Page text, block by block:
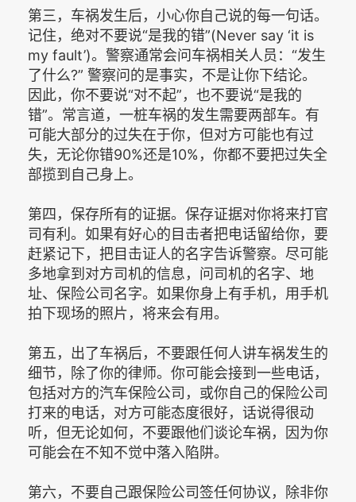
第三，车祸发生后，小心你自己说的每一句话。
记住，绝对不要说“是我的错”(Never say ‘it is
my fault’)。警察通常会问车祸相关人员：“发生
了什么?” 警察问的是事实，不是让你下结论。
因此，你不要说“对不起”，也不要说“是我的
错”。常言道，一桩车祸的发生需要两部车。有
可能大部分的过失在于你，但对方可能也有过
失，无论你错90%还是10%，你都不要把过失全
部揽到自己身上。
第四，保存所有的证据。保存证据对你将来打官
司有利。如果有好心的目击者把电话留给你，要
赶紧记下，把目击证人的名字告诉警察。尽可能
多地拿到对方司机的信息，问司机的名字、地
址、保险公司名字。如果你身上有手机，用手机
拍下现场的照片，将来会有用。
第五，出了车祸后，不要跟任何人讲车祸发生的
细节，除了你的律师。你可能会接到一些电话，
包括对方的汽车保险公司，或你自己的保险公司
打来的电话，对方可能态度很好，话说得很动
听，但无论如何，不要跟他们谈论车祸，因为你
可能会在不知不觉中落入陷阱。
第六，不要自己跟保险公司签任何协议，除非你